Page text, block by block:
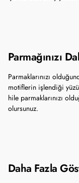
Parmağınızı
Parmaklarınızı
motiflerin işlendiği
hile parmaklarınızı
olursunuz.
Daha Fazla